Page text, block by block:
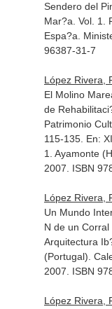
Sendero del
Mar?a. Vol. 1.
Espa?a .
96387-31-7
López Rivera,
El Molino
de
Patrimonio
115-135. En:
1. Ayamonte
2007. ISBN
López Rivera,
Un Mundo
N de un Corral
Arquitectura
(Portugal).
2007. ISBN
López Rivera,